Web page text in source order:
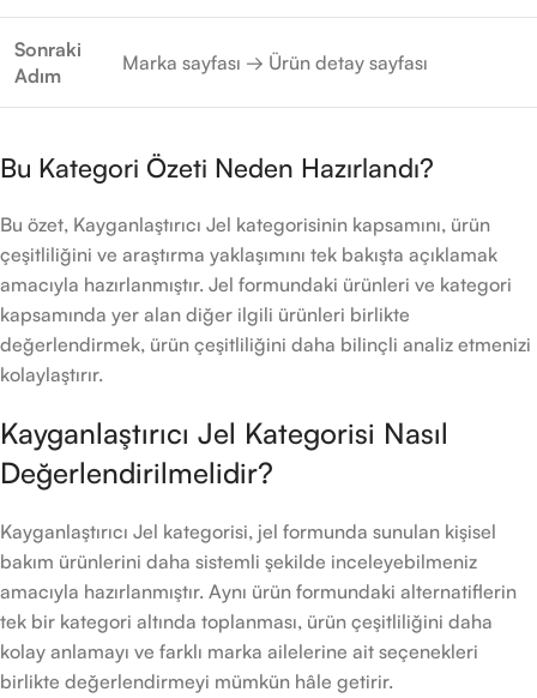
Sonraki
Adım
Marka sayfası → Ürün detay sayfası
Bu Kategori Özeti Neden Hazırlandı?
Bu özet, Kayganlaştırıcı Jel kategorisinin kapsamını, ürün
çeşitliliğini ve araştırma yaklaşımını tek bakışta açıklamak
amacıyla hazırlanmıştır. Jel formundaki ürünleri ve kategori
kapsamında yer alan diğer ilgili ürünleri birlikte
değerlendirmek, ürün çeşitliliğini daha bilinçli analiz etmenizi
kolaylaştırır.
Kayganlaştırıcı Jel Kategorisi Nasıl
Değerlendirilmelidir?
Kayganlaştırıcı Jel kategorisi, jel formunda sunulan kişisel
bakım ürünlerini daha sistemli şekilde inceleyebilmeniz
amacıyla hazırlanmıştır. Aynı ürün formundaki alternatiflerin
tek bir kategori altında toplanması, ürün çeşitliliğini daha
kolay anlamayı ve farklı marka ailelerine ait seçenekleri
birlikte değerlendirmeyi mümkün hâle getirir.